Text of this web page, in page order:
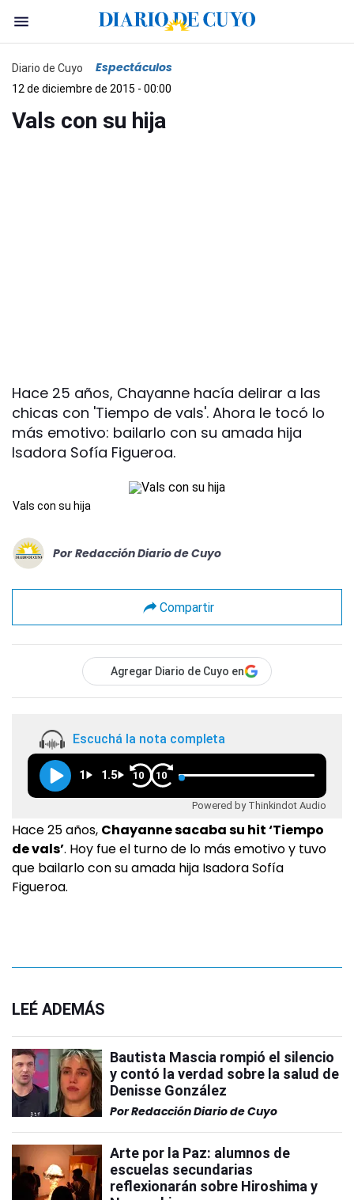
Diario de Cuyo Espectáculos
12 de diciembre de 2015 - 00:00
Vals con su hija
Hace 25 años, Chayanne hacía delirar a las
chicas con 'Tiempo de vals'. Ahora le tocó lo
más emotivo: bailarlo con su amada hija
Isadora Sofía Figueroa.
Vals con su hija
Por Redacción Diario de Cuyo
Compartir
Agregar Diario de Cuyo en
Escuchá la nota completa
1 1.5 10 10
Powered by Thinkindot Audio
Hace 25 años, Chayanne sacaba su hit ‘Tiempo
de vals’. Hoy fue el turno de lo más emotivo y tuvo
que bailarlo con su amada hija Isadora Sofía
Figueroa.
LEÉ ADEMÁS
Bautista Mascia rompió el silencio
y contó la verdad sobre la salud de
Denisse González
PorRedacción Diario de Cuyo
Arte por la Paz: alumnos de
escuelas secundarias
reflexionarán sobre Hiroshima y